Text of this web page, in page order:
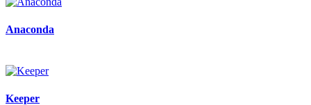
Anaconda
Keeper